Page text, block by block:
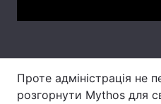
Проте адміністрація не
розгорнути Mythos для